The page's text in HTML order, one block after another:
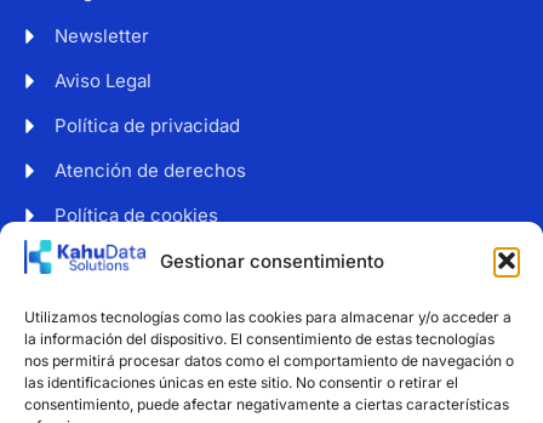
Gestionar consentimiento
Utilizamos tecnologías como las cookies para almacenar y/o acceder a
la información del dispositivo. El consentimiento de estas tecnologías
nos permitirá procesar datos como el comportamiento de navegación o
las identificaciones únicas en este sitio. No consentir o retirar el
consentimiento, puede afectar negativamente a ciertas características
Newsletter
Aviso Legal
Política de privacidad
Atención de derechos
Política de cookies
Web accesible
Suscríbete a nuestro boletín para recibir noticias y
consejos sobre protección de datos.